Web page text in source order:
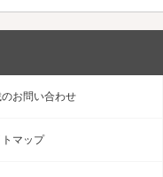
お問い合わせ
マップ